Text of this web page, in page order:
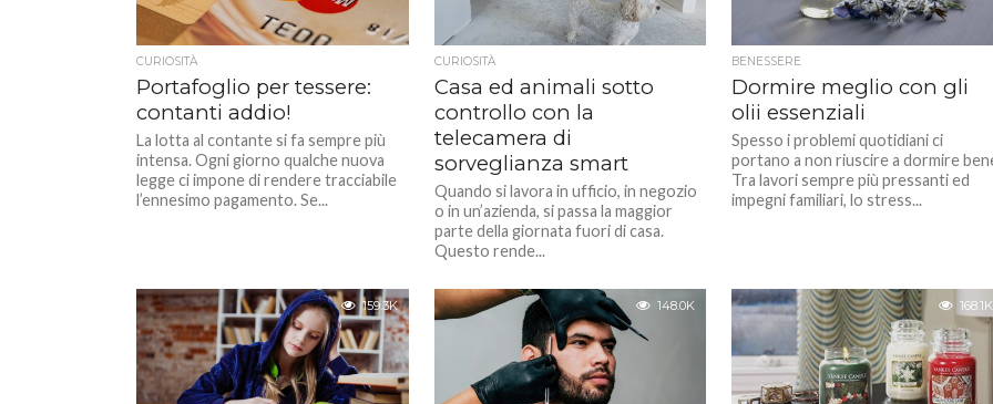
CURIOSITÀ
Portafoglio per tessere:
contanti addio!
La lotta al contante si fa sempre più
intensa. Ogni giorno qualche nuova
legge ci impone di rendere tracciabile
l’ennesimo pagamento. Se...
CURIOSITÀ
Casa ed animali sotto
controllo con la
telecamera di
sorveglianza smart
Quando si lavora in ufficio, in negozio
o in un’azienda, si passa la maggior
parte della giornata fuori di casa.
Questo rende...
BENESSERE
Dormire meglio con gli
olii essenziali
Spesso i problemi quotidiani ci
portano a non riuscire a dormire
Tra lavori sempre più pressanti ed
impegni familiari, lo stress...
159.3K 148.0K 168.1K